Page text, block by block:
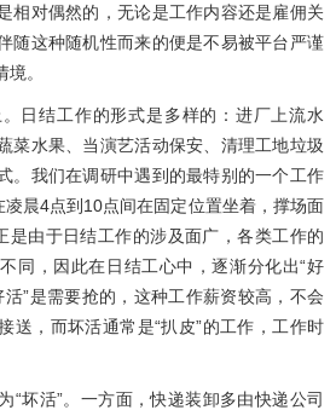
相对偶然的，无论是工作内容还是雇佣关
随这种随机性而来的便是不易被平台严谨
。
日结工作的形式是多样的：进厂上流水
菜水果、当演艺活动保安、清理工地垃圾
。我们在调研中遇到的最特别的一个工作
凌晨4点到10点间在固定位置坐着，撑场面
是由于日结工作的涉及面广，各类工作的
同，因此在日结工心中，逐渐分化出“好
活”是需要抢的，这种工作薪资较高，不会
送，而坏活通常是“扒皮”的工作，工作时
“坏活”。一方面，快递装卸多由快递公司